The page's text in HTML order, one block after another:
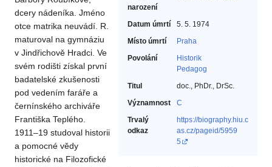
narození
Datum úmrtí
5. 5. 1974
Místo úmrtí
Praha
Povolání
Historik‎
Pedagog‎
Titul
doc., PhDr., DrSc.
Významnost
C
Trvalý
odkaz
https://biography.hiu.c
as.cz/pageid/5959
5
dcery nádeníka. Jméno
otce matrika neuvádí. R.
maturoval na gymnáziu
v Jindřichově Hradci. Ve
svém rodišti získal první
badatelské zkušenosti
pod vedením faráře a
černínského archiváře
Františka Teplého.
1911–19 studoval historii
a pomocné vědy
historické na Filozofické